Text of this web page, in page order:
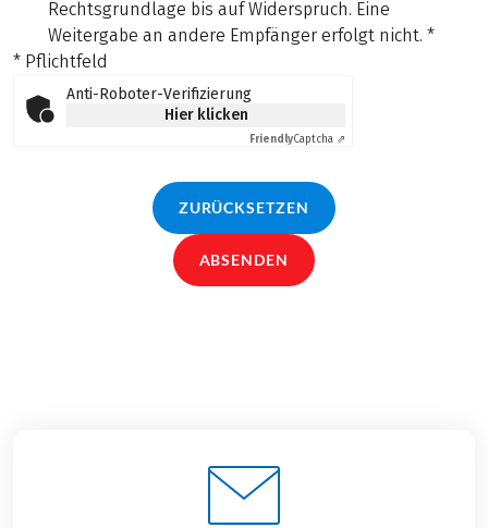
Rechtsgrundlage bis auf Widerspruch. Eine
Weitergabe an andere Empfänger erfolgt nicht. *
* Pflichtfeld
Anti-Roboter-Verifizierung
Hier klicken
FriendlyCaptcha ⇗
ZURÜCKSETZEN
ABSENDEN